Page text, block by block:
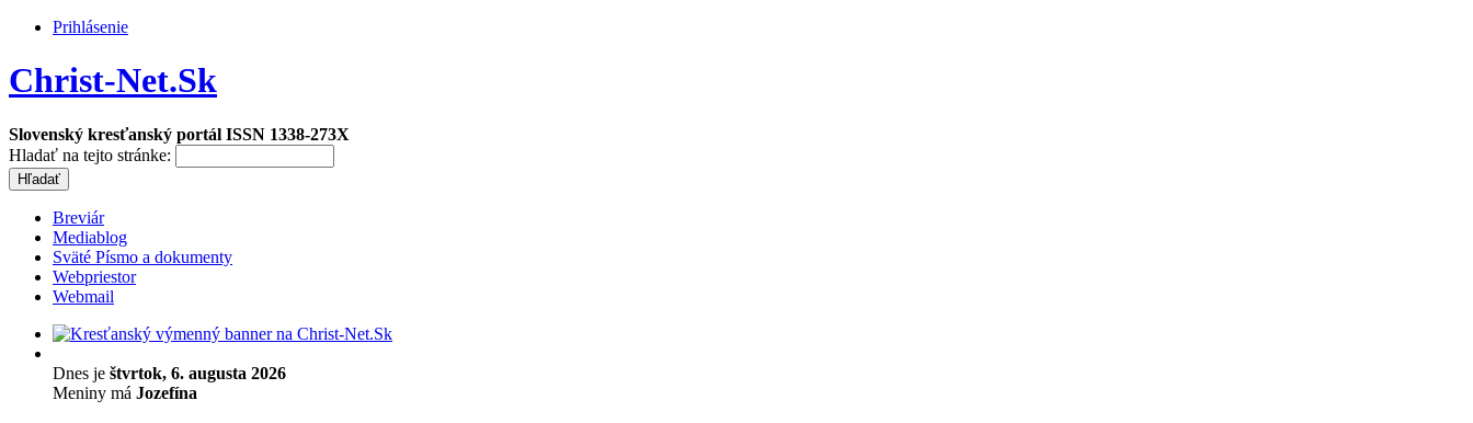
Prihlásenie
Christ-Net.Sk
Slovenský kresťanský portál ISSN 1338-273X
Hladať na tejto stránke:
Breviár
Mediablog
Sväté Písmo a dokumenty
Webpriestor
Webmail
Dnes je štvrtok, 6. augusta 2026
Meniny má Jozefína